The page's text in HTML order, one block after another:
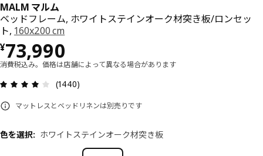
MALM マルム
ベッドフレーム, ホワイトステインオーク材突き板/ロンセッ
ト, 160x200 cm
¥73,990
価格 ¥ 73990
消費税込み。価格は店舗によって異なる場合があります
(1440)
マットレスとベッドリネンは別売りです
色を選択: ホワイトステインオーク材突き板